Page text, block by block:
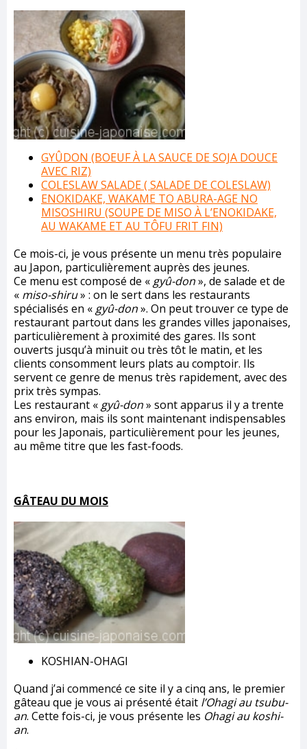
GYÛDON (BOEUF À LA SAUCE DE SOJA DOUCE
AVEC RIZ)
COLESLAW SALADE ( SALADE DE COLESLAW)
ENOKIDAKE, WAKAME TO ABURA-AGE NO
MISOSHIRU (SOUPE DE MISO À L’ENOKIDAKE,
AU WAKAME ET AU TÔFU FRIT FIN)
Ce mois-ci, je vous présente un menu très populaire
au Japon, particulièrement auprès des jeunes.
Ce menu est composé de « gyû-don», de salade et de
« miso-shiru» : on le sert dans les restaurants
spécialisés en « gyû-don». On peut trouver ce type de
restaurant partout dans les grandes villes japonaises,
particulièrement à proximité des gares. Ils sont
ouverts jusqu’à minuit ou très tôt le matin, et les
clients consomment leurs plats au comptoir. Ils
servent ce genre de menus très rapidement, avec des
prix très sympas.
Les restaurant « gyû-don» sont apparus il y a trente
ans environ, mais ils sont maintenant indispensables
pour les Japonais, particulièrement pour les jeunes,
au même titre que les fast-foods.
GÂTEAU DU MOIS
KOSHIAN-OHAGI
Quand j’ai commencé ce site il y a cinq ans, le premier
gâteau que je vous ai présenté était l’Ohagi au tsubu-
an. Cette fois-ci, je vous présente les Ohagi au koshi-
an.